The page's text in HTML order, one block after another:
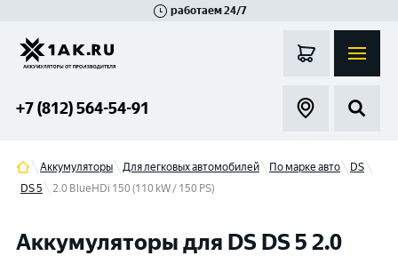
работаем 24/7
+7 (812) 564-54-91
Аккумуляторы Для легковых автомобилей По марке авто
DS
DS 5
2.0 BlueHDi 150 (110 kW / 150 PS)
Аккумуляторы для DS DS 5 2.0
Гатчина